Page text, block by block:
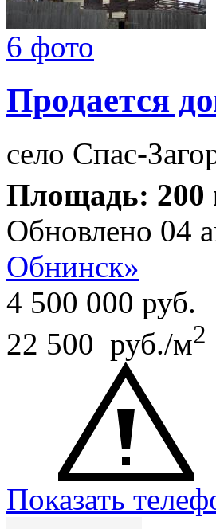
6 фото
Продается
село Спас-
Площадь: 200
Обновлено 04
Обнинск»
4 500 000 руб.
22 500 руб./м2
Показать